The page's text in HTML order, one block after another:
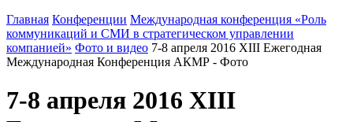
Главная Конференции Международная конференция «Роль
коммуникаций и СМИ в стратегическом управлении
компанией» Фото и видео 7-8 апреля 2016 XIII Ежегодная
Международная Конференция АКМР - Фото
7-8 апреля 2016 XIII